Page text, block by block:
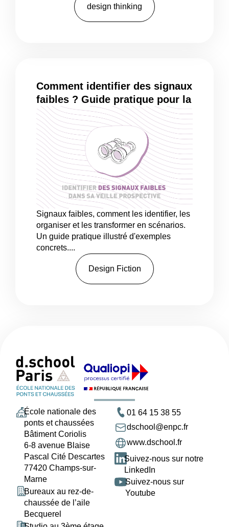
design thinking
Comment identifier des signaux
faibles ? Guide pratique pour la
veille prospective
Signaux faibles, comment les identifier, les
organiser et les transformer en scénarios.
Un guide pratique illustré d'exemples
concrets....
Design Fiction
École nationale des
ponts et chaussées
Bâtiment Coriolis
6-8 avenue Blaise
Pascal Cité Descartes
77420 Champs-sur-
Marne
Bureaux au rez-de-
chaussée de l’aile
Becquerel
01 64 15 38 55
dschool@enpc.fr
www.dschool.fr
Suivez-nous sur notre
LinkedIn
Suivez-nous sur
Youtube